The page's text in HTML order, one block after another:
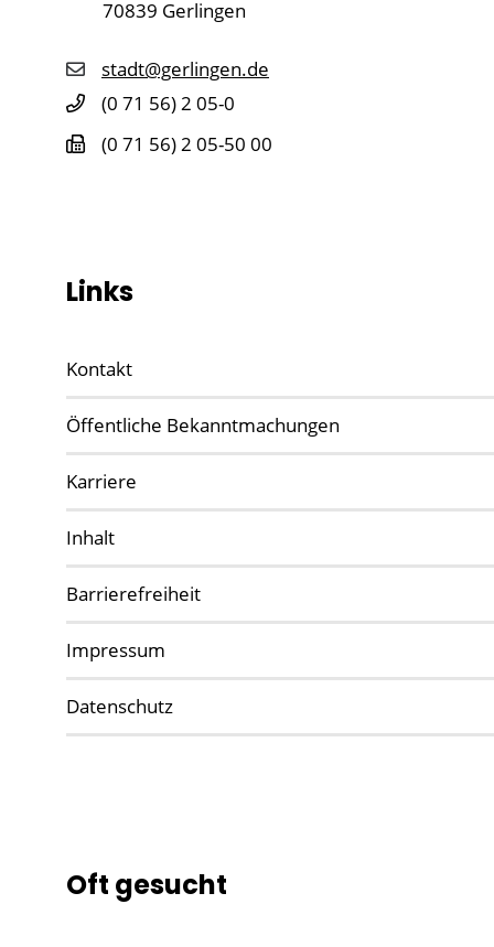
70839 Gerlingen
stadt@gerlingen.de
(0 71 56) 2 05-0
(0 71 56) 2 05-50 00
Links
Kontakt
Öffentliche Bekanntmachungen
Karriere
Inhalt
Barrierefreiheit
Impressum
Datenschutz
Oft gesucht